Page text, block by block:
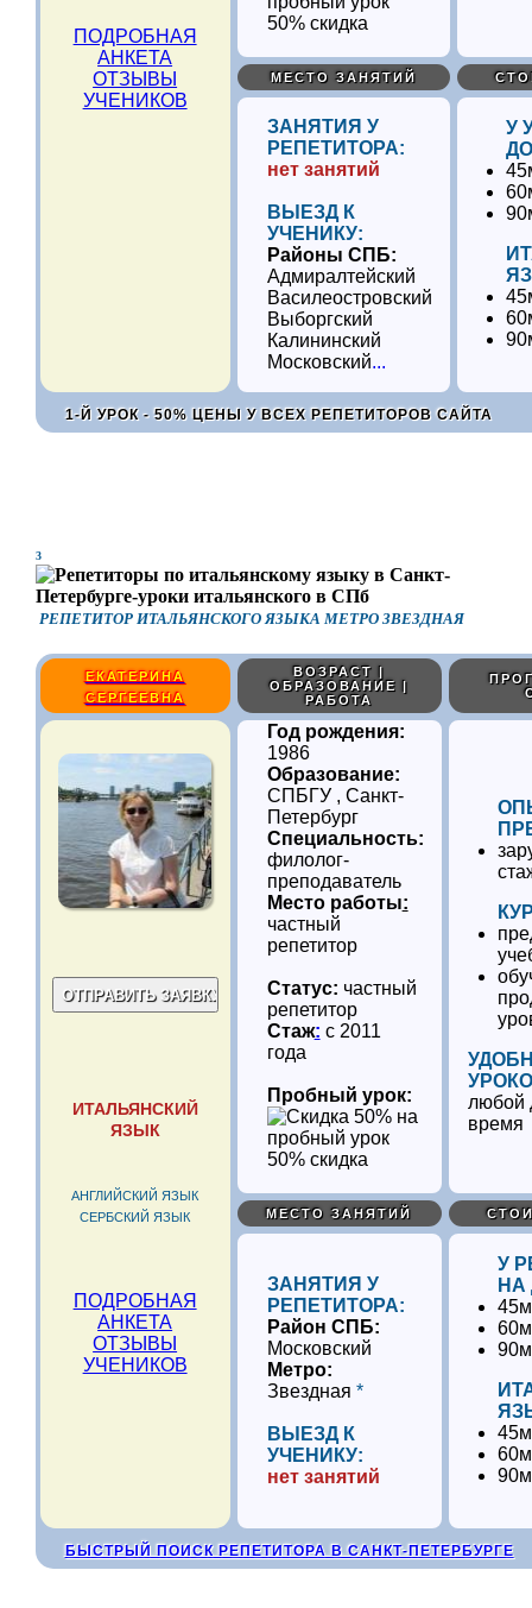
ПОДРОБНАЯ
АНКЕТА
ОТЗЫВЫ
УЧЕНИКОВ
50% скидка
МЕСТО ЗАНЯТИЙ
ЗАНЯТИЯ У
РЕПЕТИТОРА:
нет занятий
ВЫЕЗД К
УЧЕНИКУ:
Районы СПБ:
Адмиралтейский
Василеостровский
Выборгский
Калининский
Московский...
У
1-Й УРОК - 50% ЦЕНЫ У ВСЕХ РЕПЕТИТОРОВ САЙТА
3
РЕПЕТИТОР ИТАЛЬЯНСКОГО ЯЗЫКА МЕТРО ЗВЕЗДНАЯ
ЕКАТЕРИНА
СЕРГЕЕВНА
ВОЗРАСТ |
ОБРАЗОВАНИЕ |
РАБОТА
ИТАЛЬЯНСКИЙ
ЯЗЫК
АНГЛИЙСКИЙ ЯЗЫК
СЕРБСКИЙ ЯЗЫК
ПОДРОБНАЯ
АНКЕТА
ОТЗЫВЫ
УЧЕНИКОВ
Год рождения:
1986
Образование:
СПБГУ , Санкт-
Петербург
Специальность:
филолог-
преподаватель
Место работы:
частный
репетитор
Статус: частный
репетитор
Стаж: с 2011
года
Пробный урок:
50% скидка
любой
время
МЕСТО ЗАНЯТИЙ
ЗАНЯТИЯ У
РЕПЕТИТОРА:
Район СПБ:
Московский
Метро:
Звездная *
ВЫЕЗД К
УЧЕНИКУ:
нет занятий
У
НА
БЫСТРЫЙ ПОИСК РЕПЕТИТОРА В САНКТ-ПЕТЕРБУРГЕ